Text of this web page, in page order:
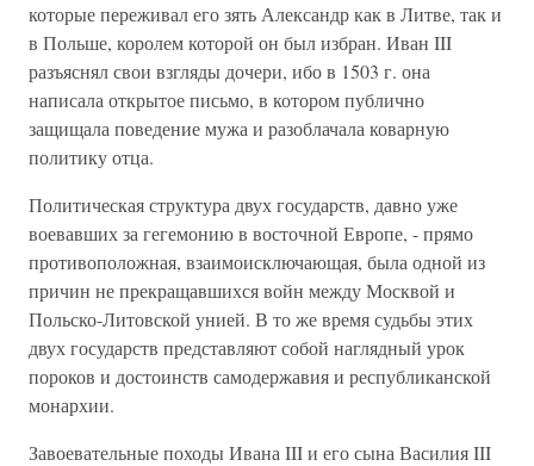
которые переживал его зять Александр как в Литве, так и
в Польше, королем которой он был избран. Иван III
разъяснял свои взгляды дочери, ибо в 1503 г. она
написала открытое письмо, в котором публично
защищала поведение мужа и разоблачала коварную
политику отца.
Политическая структура двух государств, давно уже
воевавших за гегемонию в восточной Европе, - прямо
противоположная, взаимоисключающая, была одной из
причин не прекращавшихся войн между Москвой и
Польско-Литовской унией. В то же время судьбы этих
двух государств представляют собой наглядный урок
пороков и достоинств самодержавия и республиканской
монархии.
Завоевательные походы Ивана III и его сына Василия III